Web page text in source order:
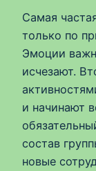
Самая
только по
Эмоции
исчезают.
и начинают
состав
новые